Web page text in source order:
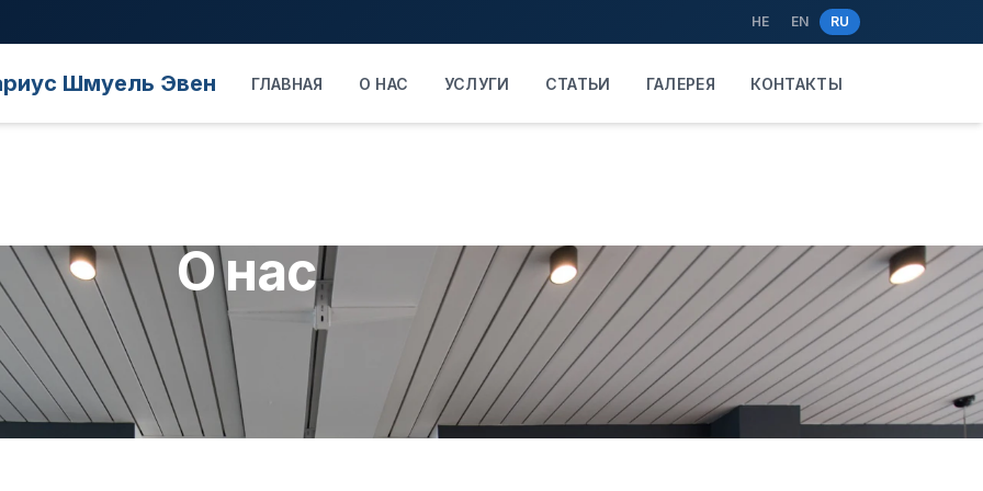
HE EN RU
Шмуель Эвен ГЛАВНАЯ О НАС УСЛУГИ СТАТЬИ ГАЛЕРЕЯ КОНТАКТЫ
О нас